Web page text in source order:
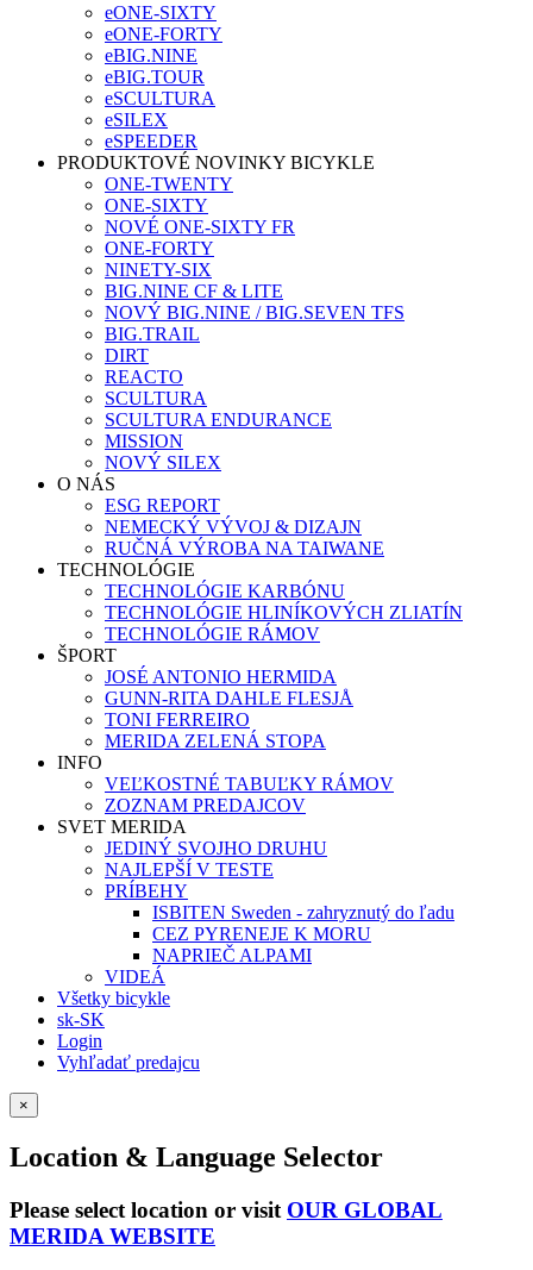
eONE-SIXTY
eONE-FORTY
eBIG.NINE
eBIG.TOUR
eSCULTURA
eSILEX
eSPEEDER
PRODUKTOVÉ NOVINKY BICYKLE
ONE-TWENTY
ONE-SIXTY
NOVÉ ONE-SIXTY FR
ONE-FORTY
NINETY-SIX
BIG.NINE CF & LITE
NOVÝ BIG.NINE / BIG.SEVEN TFS
BIG.TRAIL
DIRT
REACTO
SCULTURA
SCULTURA ENDURANCE
MISSION
NOVÝ SILEX
O NÁS
ESG REPORT
NEMECKÝ VÝVOJ & DIZAJN
RUČNÁ VÝROBA NA TAIWANE
TECHNOLÓGIE
TECHNOLÓGIE KARBÓNU
TECHNOLÓGIE HLINÍKOVÝCH ZLIATÍN
TECHNOLÓGIE RÁMOV
ŠPORT
JOSÉ ANTONIO HERMIDA
GUNN-RITA DAHLE FLESJÅ
TONI FERREIRO
MERIDA ZELENÁ STOPA
INFO
VEĽKOSTNÉ TABUĽKY RÁMOV
ZOZNAM PREDAJCOV
SVET MERIDA
JEDINÝ SVOJHO DRUHU
NAJLEPŠÍ V TESTE
PRÍBEHY
ISBITEN Sweden - zahryznutý do ľadu
CEZ PYRENEJE K MORU
NAPRIEČ ALPAMI
VIDEÁ
Všetky bicykle
sk-SK
Login
Vyhľadať predajcu
×
Location & Language Selector
Please select location or visit OUR GLOBAL
MERIDA WEBSITE